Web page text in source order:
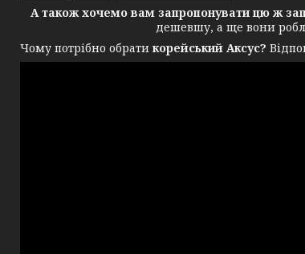
А також хочемо вам запропонувати цю ж
дешевшу, а ще вони
Чому потрібно обратикорейський Аксус?